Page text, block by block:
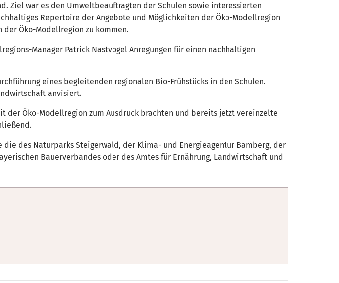
Ziel war es den Umweltbeauftragten der Schulen sowie interessierten
Repertoire der Angebote und Möglichkeiten der Öko-Modellregion
Öko-Modellregion zu kommen.
Manager Patrick Nastvogel Anregungen für einen nachhaltigen
eines begleitenden regionalen Bio-Frühstücks in den Schulen.
anvisiert.
der Öko-Modellregion zum Ausdruck brachten und bereits jetzt vereinzelte
des Naturparks Steigerwald, der Klima- und Energieagentur Bamberg, der
Bauerverbandes oder des Amtes für Ernährung, Landwirtschaft und